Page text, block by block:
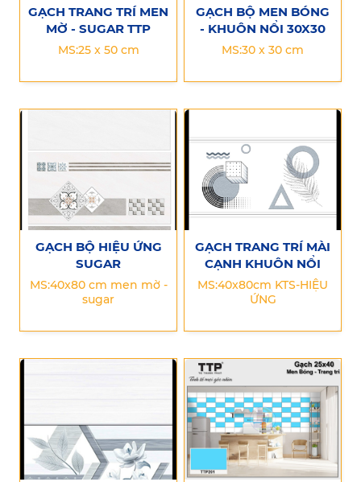
GẠCH TRANG TRÍ MEN
MỜ - SUGAR TTP
MS:25 x 50 cm
GẠCH BỘ MEN BÓNG
- KHUÔN NỔI 30X30
MS:30 x 30 cm
GẠCH BỘ HIỆU ỨNG
SUGAR
MS:40x80 cm men mờ -
sugar
GẠCH TRANG TRÍ MÀI
CẠNH KHUÔN NỔI
MS:40x80cm KTS-HIỆU
ỨNG